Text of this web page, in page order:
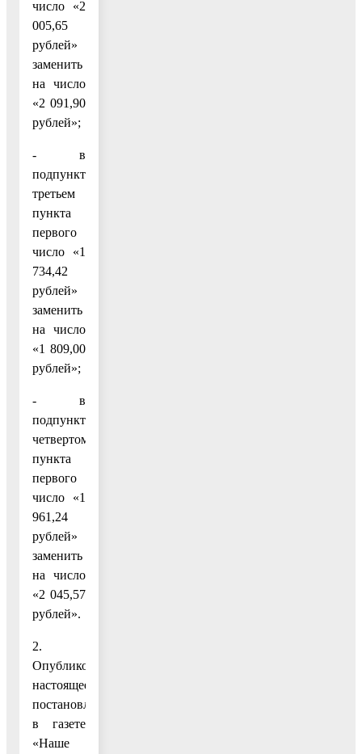
число «2
005,65
рублей»
заменить
на число
«2 091,90
рублей»;
- в
подпункте
третьем
пункта
первого
число «1
734,42
рублей»
заменить
на число
«1 809,00
рублей»;
- в
подпункте
четвертом
пункта
первого
число «1
961,24
рублей»
заменить
на число
«2 045,57
рублей».
2.
Опубликовать
настоящее
постановление
в газете
«Наше